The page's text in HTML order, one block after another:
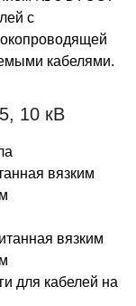
с
кабелями.
10 кВ
вязким
вязким
для кабелей на